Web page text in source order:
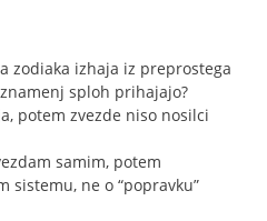
zodiaka izhaja iz preprostega
sploh prihajajo?
potem zvezde niso nosilci
samim, potem
sistemu, ne o “popravku”